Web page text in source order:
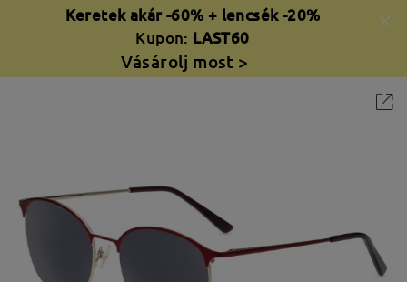
Keretek akár -60% + lencsék -20%
Kupon: LAST60
Vásárolj most >